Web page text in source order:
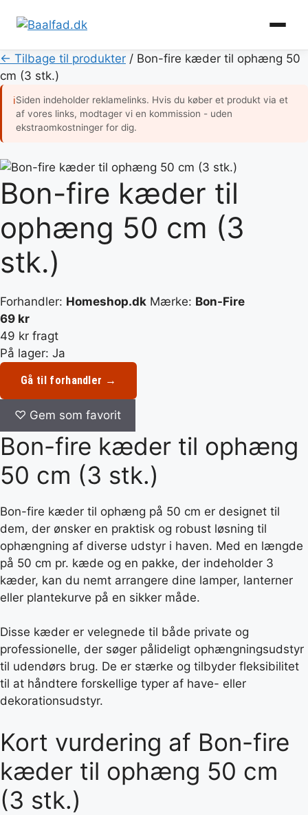
Hop
til
indhold
← Tilbage til produkter / Bon-fire kæder til ophæng 50
cm (3 stk.)
ℹSiden indeholder reklamelinks. Hvis du køber et produkt via et
af vores links, modtager vi en kommission - uden
ekstraomkostninger for dig.
Bon-fire kæder til
ophæng 50 cm (3
stk.)
Forhandler: Homeshop.dk Mærke: Bon-Fire
69 kr
49 kr fragt
På lager: Ja
Gå til forhandler →
♡ Gem som favorit
Bon-fire kæder til ophæng
50 cm (3 stk.)
Bon-fire kæder til ophæng på 50 cm er designet til
dem, der ønsker en praktisk og robust løsning til
ophængning af diverse udstyr i haven. Med en længde
på 50 cm pr. kæde og en pakke, der indeholder 3
kæder, kan du nemt arrangere dine lamper, lanterner
eller plantekurve på en sikker måde.
Disse kæder er velegnede til både private og
professionelle, der søger pålideligt ophængningsudstyr
til udendørs brug. De er stærke og tilbyder fleksibilitet
til at håndtere forskellige typer af have- eller
dekorationsudstyr.
Kort vurdering af Bon-fire
kæder til ophæng 50 cm
(3 stk.)